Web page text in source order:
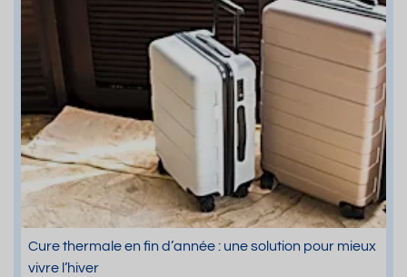
Cure thermale en fin d’année : une solution pour mieux
vivre l’hiver